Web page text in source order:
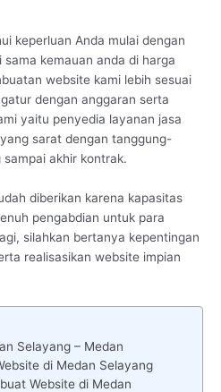
keperluan Anda mulai dengan
kemauan anda di harga
website kami lebih sesuai
dengan anggaran serta
yaitu penyedia layanan jasa
sarat dengan tanggung-
akhir kontrak.
diberikan karena kapasitas
pengabdian untuk para
silahkan bertanya kepentingan
realisasikan website impian
Selayang – Medan
di Medan Selayang
Website di Medan